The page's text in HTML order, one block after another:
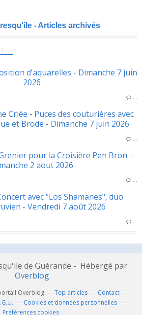
d'aquarelles - Dimanche 7 juin
2026
…
Criée - Puces des couturières avec
et Brode - Dimanche 7 juin 2026
…
pour la Croisière Pen Bron -
2 aout 2026
…
avec "Los Shamanes", duo
- Vendredi 7 août 2026
…
- Articles archivés
de Guérande - Hébergé par
Overblog
Overblog Top articles
Contact
Cookies et données personnelles
Préférences cookies